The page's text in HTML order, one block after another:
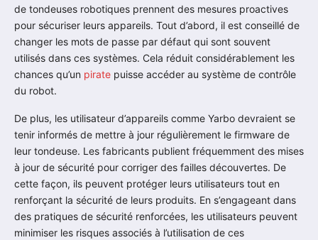
de tondeuses robotiques prennent des mesures proactives
pour sécuriser leurs appareils. Tout d’abord, il est conseillé de
changer les mots de passe par défaut qui sont souvent
utilisés dans ces systèmes. Cela réduit considérablement les
chances qu’un pirate puisse accéder au système de contrôle
du robot.
De plus, les utilisateur d’appareils comme Yarbo devraient se
tenir informés de mettre à jour régulièrement le firmware de
leur tondeuse. Les fabricants publient fréquemment des mises
à jour de sécurité pour corriger des failles découvertes. De
cette façon, ils peuvent protéger leurs utilisateurs tout en
renforçant la sécurité de leurs produits. En s’engageant dans
des pratiques de sécurité renforcées, les utilisateurs peuvent
minimiser les risques associés à l’utilisation de ces